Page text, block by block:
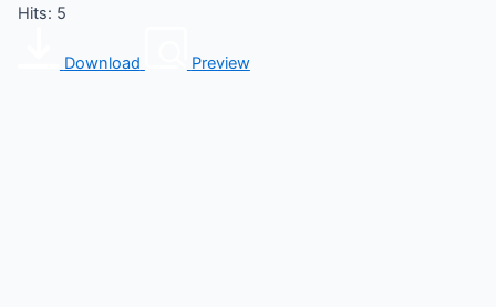
Hits: 5
Download Preview